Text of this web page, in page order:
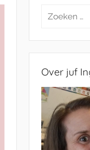
Zoeken
Over juf